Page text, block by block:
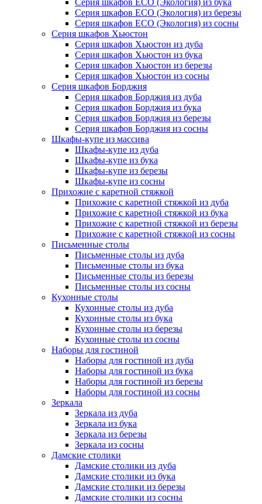
Серия шкафов ECO (Экология) из бука
Серия шкафов ECO (Экология) из березы
Серия шкафов ECO (Экология) из сосны
Серия шкафов Хьюстон
Серия шкафов Хьюстон из дуба
Серия шкафов Хьюстон из бука
Серия шкафов Хьюстон из березы
Серия шкафов Хьюстон из сосны
Серия шкафов Борджия
Серия шкафов Борджия из дуба
Серия шкафов Борджия из бука
Серия шкафов Борджия из березы
Серия шкафов Борджия из сосны
Шкафы-купе из массива
Шкафы-купе из дуба
Шкафы-купе из бука
Шкафы-купе из березы
Шкафы-купе из сосны
Прихожие с каретной стяжкой
Прихожие с каретной стяжкой из дуба
Прихожие с каретной стяжкой из бука
Прихожие с каретной стяжкой из березы
Прихожие с каретной стяжкой из сосны
Письменные столы
Письменные столы из дуба
Письменные столы из бука
Письменные столы из березы
Письменные столы из сосны
Кухонные столы
Кухонные столы из дуба
Кухонные столы из бука
Кухонные столы из березы
Кухонные столы из сосны
Наборы для гостиной
Наборы для гостиной из дуба
Наборы для гостиной из бука
Наборы для гостиной из березы
Наборы для гостиной из сосны
Зеркала
Зеркала из дуба
Зеркала из бука
Зеркала из березы
Зеркала из сосны
Дамские столики
Дамские столики из дуба
Дамские столики из бука
Дамские столики из березы
Дамские столики из сосны